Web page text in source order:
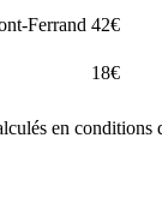
Ferrand 42€
18€
en